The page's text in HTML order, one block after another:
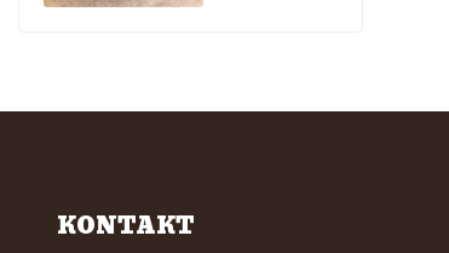
KONTAKT